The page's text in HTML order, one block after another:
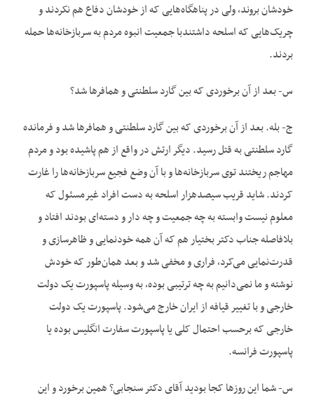
خودشان بروند، ولی در پناهگاه‌‌هایی که از خودشان دفاع هم نکردند و
چریک‌‌هایی که اسلحه داشتندبا جمعیت انبوه مردم به سربازخانه‌‌ها حمله
بردند.
س- بعد از آن برخوردی که بین گارد سلطنتی و همافرها شد؟
ج- بله. بعد از آن برخوردی که بین گارد سلطنتی و همافرها شد و فرمانده
گارد سلطنتی به قتل رسید. دیگر ارتش در واقع از هم پاشیده بود و مردم
مهاجم ریختند توی سربازخانه‌‌ها و با آن وضع فجیع سربازخانه‌‌ها را غارت
کردند. شاید قریب سیصدهزار اسلحه به دست افراد غیرمسئول که
معلوم نیست وابسته به چه جمعیت و چه دار و دسته‌‌ای بودند افتاد و
بلافاصله جناب دکتر بختیار هم که آن همه خودنمایی و ظاهرسازی و
قدرت‌‌نمایی می‌‌کرد، فراری و مخفی شد و بعد همان‌‌طور که خودش
نوشته و ما نمی‌‌دانیم به چه ترتیبی بوده، به وسیله پاسپورت یک دولت
خارجی و با تغییر قیافه از ایران خارج می‌‌شود. پاسپورت یک دولت
خارجی که برحسب احتمال کلی یا پاسپورت سفارت انگلیس بوده یا
پاسپورت فرانسه.
س- شما این روزها کجا بودید آقای دکتر سنجابی؟ همین برخورد و این